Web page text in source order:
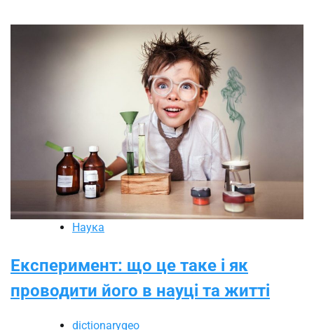
Наука
Експеримент: що це таке і як
проводити його в науці та житті
dictionarygeo